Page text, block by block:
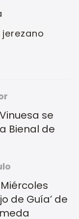
se
Bienal de
de Guía’ de